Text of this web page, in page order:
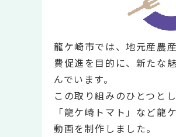
龍ケ崎市では、地元産農
費促進を目的に、新たな
んでいます。
この取り組みのひとつと
「龍ケ崎トマト」など龍
動画を制作しました。